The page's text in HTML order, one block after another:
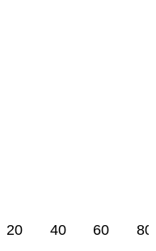
20 40 60 80